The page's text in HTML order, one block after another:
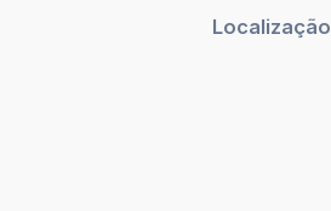
Localização